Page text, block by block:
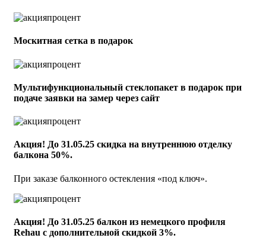
Москитная сетка в подарок
Мультифункциональный стеклопакет в подарок при
подаче заявки на замер через сайт
Акция! До 31.05.25 скидка на внутреннюю отделку
балкона 50%.
При заказе балконного остекления «под ключ».
Акция! До 31.05.25 балкон из немецкого профиля
Rehau с дополнительной скидкой 3%.